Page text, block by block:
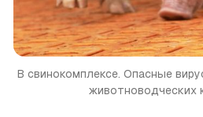
В свинокомплексе. Опасные
животноводческих